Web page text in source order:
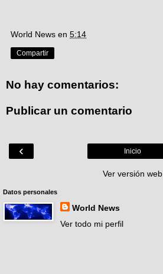
World News en 5:14
Compartir
No hay comentarios:
Publicar un comentario
‹ Inicio
Ver versión web
Datos personales
World News
Ver todo mi perfil